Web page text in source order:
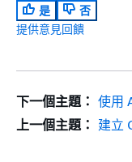
是
否
提供意見回饋
下一個主題： 使用
上一個主題： 建立